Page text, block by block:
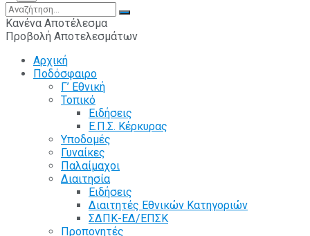
Κανένα Αποτέλεσμα
Προβολή Αποτελεσμάτων
Αρχική
Ποδόσφαιρο
Γ’ Εθνική
Τοπικό
Ειδήσεις
Ε.Π.Σ. Κέρκυρας
Υποδομές
Γυναίκες
Παλαίμαχοι
Διαιτησία
Ειδήσεις
Διαιτητές Εθνικών Κατηγοριών
ΣΔΠΚ-ΕΔ/ΕΠΣΚ
Προπονητές